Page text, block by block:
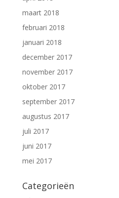
maart 2018
februari 2018
januari 2018
december 2017
november 2017
oktober 2017
september 2017
augustus 2017
juli 2017
juni 2017
mei 2017
Categorieën